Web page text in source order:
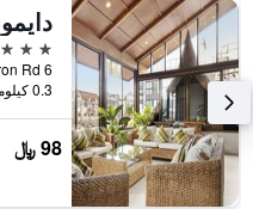
4 نجوم
6 Karon Rd, كيرون, تايلاند
0.3 كيلومتر عن وسط المدينة
98 ﷼